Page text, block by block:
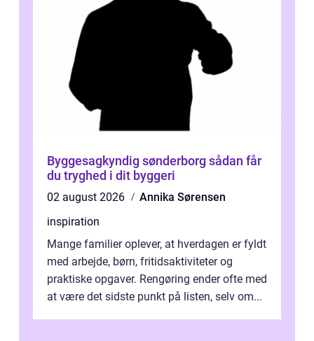
Byggesagkyndig sønderborg sådan får
du tryghed i dit byggeri
02 august 2026
Annika Sørensen
inspiration
Mange familier oplever, at hverdagen er fyldt
med arbejde, børn, fritidsaktiviteter og
praktiske opgaver. Rengøring ender ofte med
at være det sidste punkt på listen, selv om...